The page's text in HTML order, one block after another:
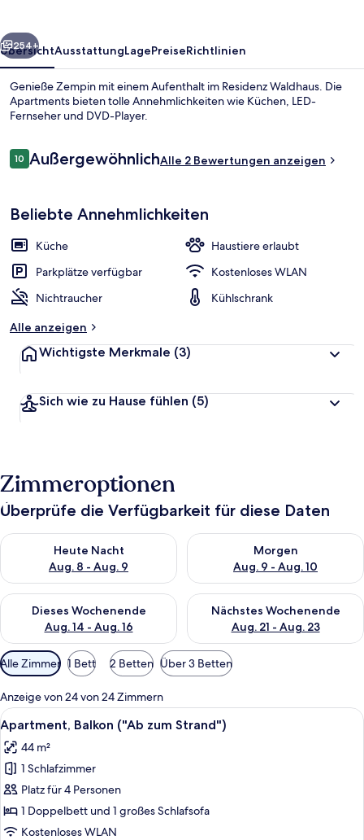
Apartment, Balkon (Ostseeglueck) |
Weiter
254+
ÜbersichtAusstattungLagePreiseRichtlinien
Genieße Zempin mit einem Aufenthalt im Residenz Waldhaus. Die
Apartments bieten tolle Annehmlichkeiten wie Küchen, LED-
Fernseher und DVD-Player.
Bewertungen
1010 von 10.
AußergewöhnlichAlle 2 Bewertungen anzeigen
Beliebte Annehmlichkeiten
Küche
Haustiere erlaubt
Parkplätze verfügbar
Kostenloses WLAN
Nichtraucher
Kühlschrank
Alle anzeigen
Wichtigste Merkmale (3)
Sich wie zu Hause fühlen (5)
Zimmeroptionen
Überprüfe die Verfügbarkeit für diese Daten
Heute Nacht
Aug. 8 - Aug. 9
Überprüfe die Verfügbarkeit für heute Nacht, Aug. 8 - Aug. 9.
Morgen
Aug. 9 - Aug. 10
Überprüfe die Verfügbarkeit
Dieses Wochenende
Aug. 14 - Aug. 16
Überprüfe die Verfügbarkeit für dieses Wochenende, Aug. 14
Nächstes Wochenende
Aug. 21 - Aug. 23
Überprüfe die Verfügbarkeit
Verfügbare
Filter
für
Zimmer
Alle Zimmer 1 Bett 2 Betten Über 3 Betten
Anzeige von 24 von 24 Zimmern
Alle
Fotos
für
Apartment,
Balkon
("Ab
zum
Apartment, Balkon ("Ab zum
7
Apartment, Balkon ("Ab zum Strand")
44 m²
1 Schlafzimmer
Platz für 4 Personen
1 Doppelbett und 1 großes Schlafsofa
Kostenloses WLAN